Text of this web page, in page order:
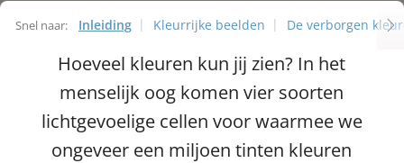
Snel naar: Inleiding Kleurrijke beelden
De verborgen
ArtikelenHoeveel kleuren kun jij zien? In het
menselijk oog komen vier soorten
lichtgevoelige cellen voor waarmee we
ongeveer een miljoen tinten kleuren